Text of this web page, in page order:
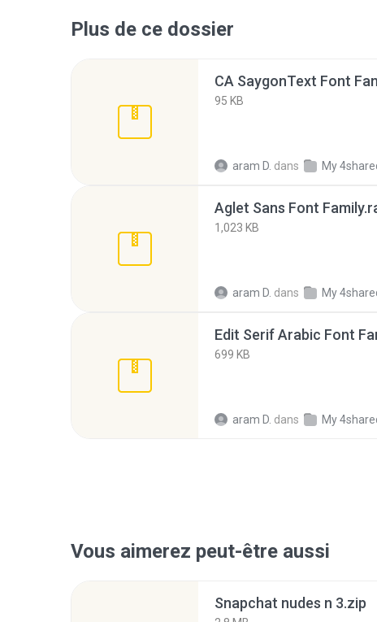
Plus de ce dossier
CA SaygonText Font
95 KB
aram D. dans My
Aglet Sans Font
1,023 KB
aram D. dans My
Edit Serif Arabic Font
699 KB
aram D. dans My
Vous aimerez peut-être aussi
Snapchat nudes n 3.zip